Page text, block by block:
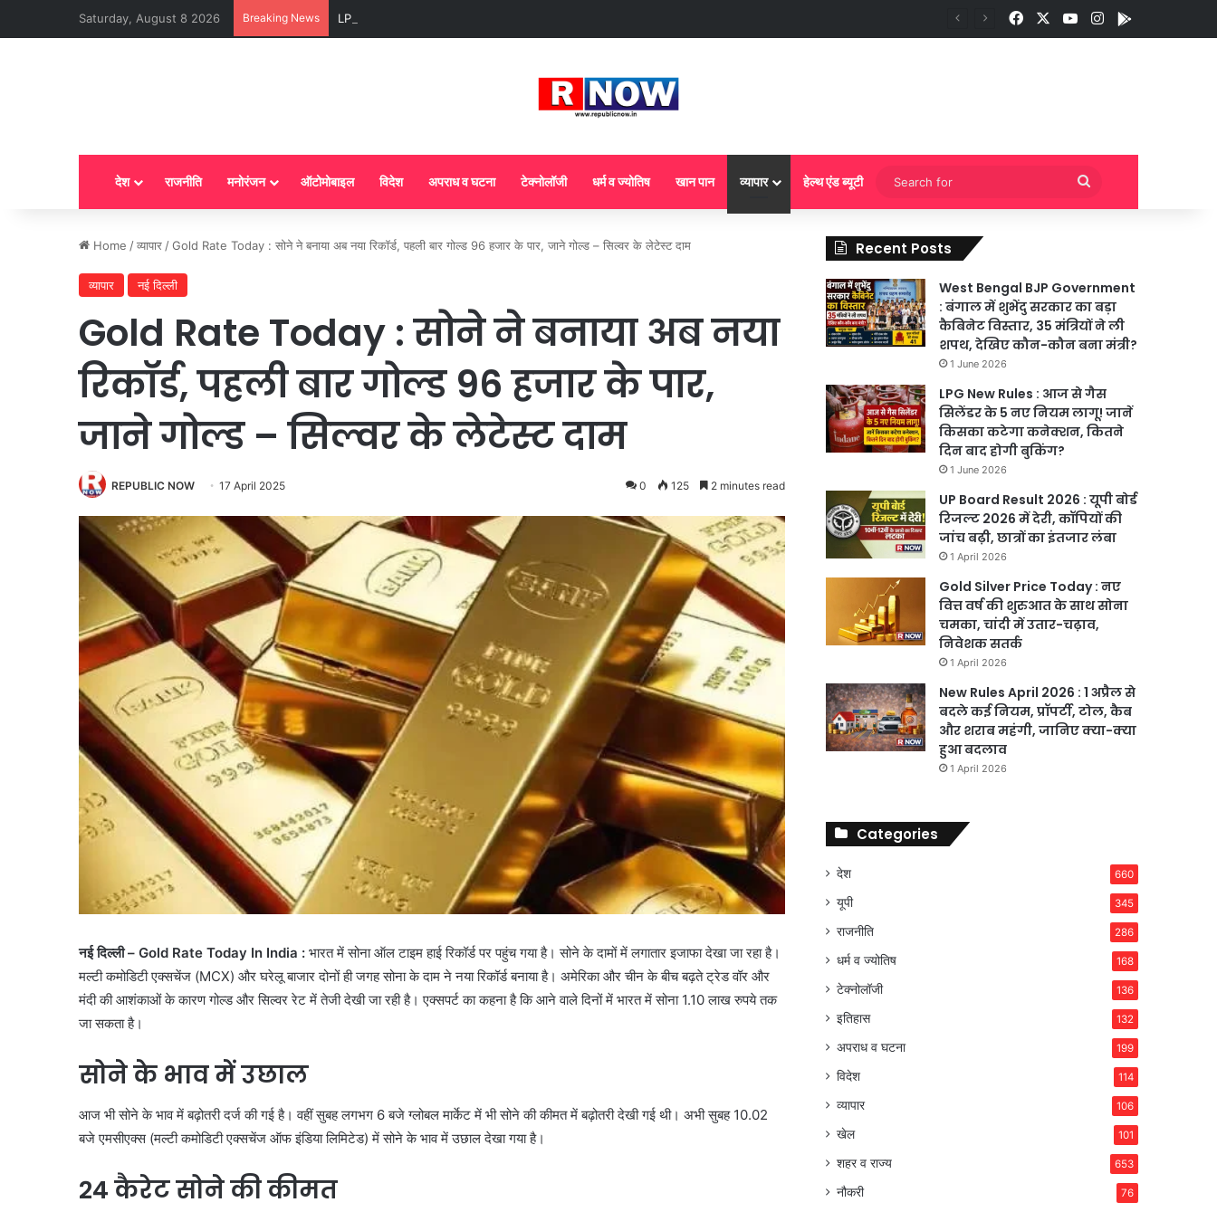
Saturday, August 8 2026 Breaking News LPG New Rules : आज से गैस सिलेंडर के 5 नए नियम लागू! जानें किसका कटेगा कनेक्शन, कितने दिन बाद होगी बुकिंग? FacebookYouTubeInstagram
देश राजनीति मनोरंजन ऑटोमोबाइल विदेश अपराध व घटना टेक्नोलॉजी धर्म व ज्योतिष खान पान व्यापार हेल्थ एंड ब्यूटी
Search
for
Home /व्यापार /Gold Rate Today : सोने ने बनाया अब नया रिकॉर्ड, पहली बार गोल्ड 96 हजार के पार, जाने गोल्ड – सिल्वर के लेटेस्ट दाम
व्यापार नई दिल्ली
Gold Rate Today : सोने ने बनाया अब नया
रिकॉर्ड, पहली बार गोल्ड 96 हजार के पार,
जाने गोल्ड – सिल्वर के लेटेस्ट दाम
REPUBLIC NOW 17 April 2025 0 125 2 minutes read
नई दिल्ली – Gold Rate Today In India : भारत में सोना ऑल टाइम हाई रिकॉर्ड पर पहुंच गया है। सोने के दामों में लगातार इजाफा देखा जा रहा है।
मल्टी कमोडिटी एक्सचेंज (MCX) और घरेलू बाजार दोनों ही जगह सोना के दाम ने नया रिकॉर्ड बनाया है। अमेरिका और चीन के बीच बढ़ते ट्रेड वॉर और
मंदी की आशंकाओं के कारण गोल्ड और सिल्वर रेट में तेजी देखी जा रही है। एक्सपर्ट का कहना है कि आने वाले दिनों में भारत में सोना 1.10 लाख रुपये तक
जा सकता है।
सोने के भाव में उछाल
आज भी सोने के भाव में बढ़ोतरी दर्ज की गई है। वहीं सुबह लगभग 6 बजे ग्लोबल मार्केट में भी सोने की कीमत में बढ़ोतरी देखी गई थी। अभी सुबह 10.02
बजे एमसीएक्स (मल्टी कमोडिटी एक्सचेंज ऑफ इंडिया लिमिटेड) में सोने के भाव में उछाल देखा गया है।
24 कैरेट सोने की कीमत
Recent Posts
West Bengal BJP Government
: बंगाल में शुभेंदु सरकार का बड़ा
कैबिनेट विस्तार, 35 मंत्रियों ने ली
शपथ, देखिए कौन-कौन बना मंत्री?
1 June 2026
LPG New Rules : आज से गैस
सिलेंडर के 5 नए नियम लागू! जानें
किसका कटेगा कनेक्शन, कितने
दिन बाद होगी बुकिंग?
1 June 2026
UP Board Result 2026 : यूपी बोर्ड
रिजल्ट 2026 में देरी, कॉपियों की
जांच बढ़ी, छात्रों का इंतजार लंबा
1 April 2026
Gold Silver Price Today : नए
वित्त वर्ष की शुरुआत के साथ सोना
चमका, चांदी में उतार-चढ़ाव,
निवेशक सतर्क
1 April 2026
New Rules April 2026 : 1 अप्रैल से
बदले कई नियम, प्रॉपर्टी, टोल, कैब
और शराब महंगी, जानिए क्या-क्या
हुआ बदलाव
1 April 2026
Categories
देश 660
यूपी 345
राजनीति 286
धर्म व ज्योतिष 168
टेक्नोलॉजी 136
इतिहास 132
अपराध व घटना 199
विदेश 114
व्यापार 106
खेल 101
शहर व राज्य 653
नौकरी 76